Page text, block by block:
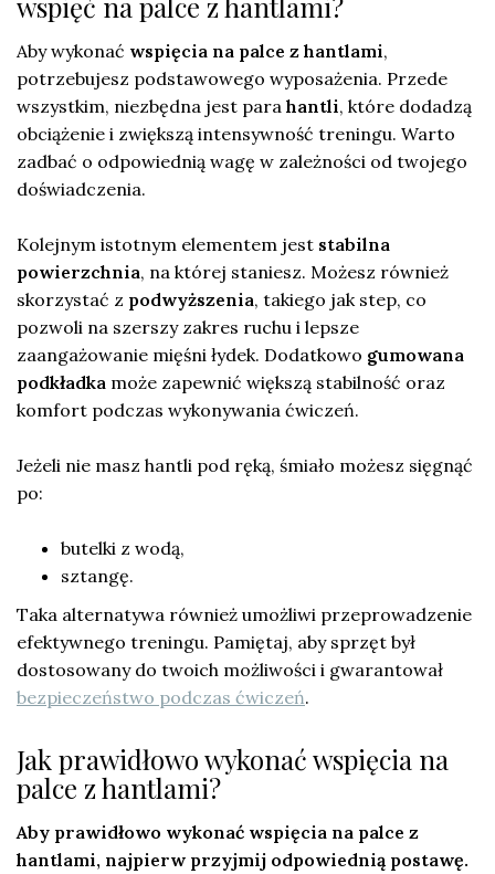
Aby wykonać wspięcia na palce z hantlami,
potrzebujesz podstawowego wyposażenia. Przede
wszystkim, niezbędna jest para hantli, które dodadzą
obciążenie i zwiększą intensywność treningu. Warto
zadbać o odpowiednią wagę w zależności od twojego
doświadczenia.
Kolejnym istotnym elementem jest stabilna
powierzchnia, na której staniesz. Możesz również
skorzystać z podwyższenia, takiego jak step, co
pozwoli na szerszy zakres ruchu i lepsze
zaangażowanie mięśni łydek. Dodatkowo gumowana
podkładka może zapewnić większą stabilność oraz
komfort podczas wykonywania ćwiczeń.
Jeżeli nie masz hantli pod ręką, śmiało możesz sięgnąć
po:
butelki z wodą,
sztangę.
Taka alternatywa również umożliwi przeprowadzenie
efektywnego treningu. Pamiętaj, aby sprzęt był
dostosowany do twoich możliwości i gwarantował
bezpieczeństwo podczas ćwiczeń.
Jak prawidłowo wykonać wspięcia na
palce z hantlami?
Aby prawidłowo wykonać wspięcia na palce z
hantlami, najpierw przyjmij odpowiednią postawę.